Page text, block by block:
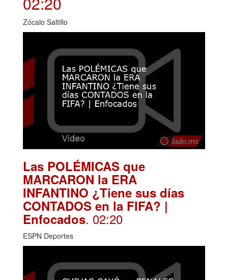
Zócalo Saltillo
Las POLÉMICAS que
MARCARON la ERA
INFANTINO ¿Tiene sus días
CONTADOS en la FIFA? |
Enfocados. 02:20
ESPN Deportes